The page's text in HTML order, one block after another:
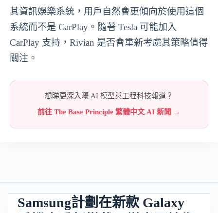
其資訊娛樂系統，用戶自然會更傾向於使用這個
系統而不是 CarPlay。隨著 Tesla 可能加入
CarPlay 支持，Rivian 是否會重新考慮其策略值得
關注。
想睇更深入嘅 AI 模型與工程科技報道？
前往 The Base Principle 繁體中文 AI 新聞 →
Samsung計劃在新款 Galaxy